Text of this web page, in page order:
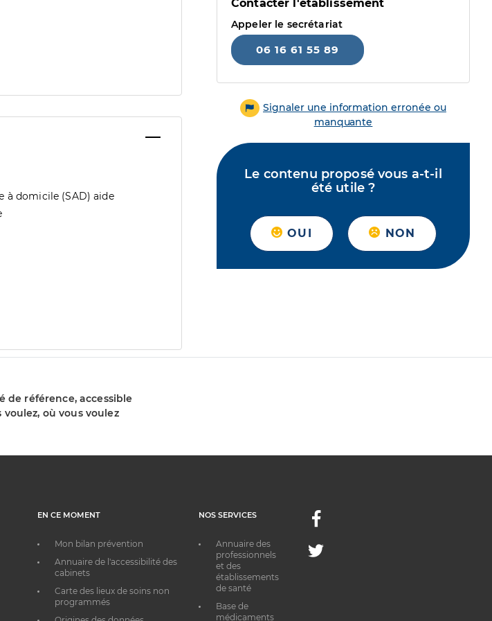
à domicile (SAD) aide
Contacter l'établissement
Appeler le secrétariat
06 16 61 55 89
Signaler une information erronée ou
manquante
Le contenu proposé vous a-t-il
été utile ?
OUI NON
de référence, accessible
où vous voulez
EN CE MOMENT
Mon bilan prévention
Annuaire de l'accessibilité des
cabinets
Carte des lieux de soins non
programmés
NOS SERVICES
Annuaire des
professionnels
et des
établissements
de santé
Base de
médicaments
Facebook
Twitter